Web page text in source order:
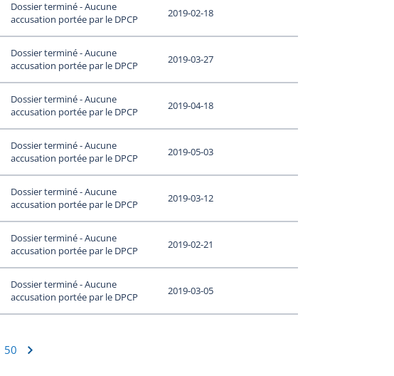
Dossier terminé - Aucune
accusation portée par le DPCP
2019-02-18
Dossier terminé - Aucune
accusation portée par le DPCP
2019-03-27
Dossier terminé - Aucune
accusation portée par le DPCP
2019-04-18
Dossier terminé - Aucune
accusation portée par le DPCP
2019-05-03
Dossier terminé - Aucune
accusation portée par le DPCP
2019-03-12
Dossier terminé - Aucune
accusation portée par le DPCP
2019-02-21
Dossier terminé - Aucune
accusation portée par le DPCP
2019-03-05
50